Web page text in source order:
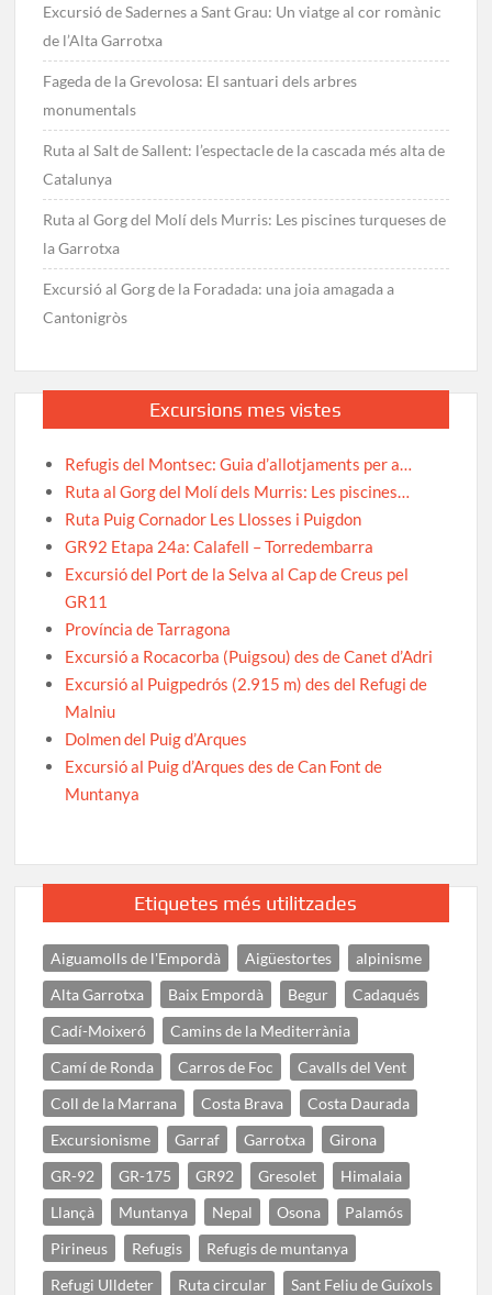
Excursió de Sadernes a Sant Grau: Un viatge al cor romànic
de l’Alta Garrotxa
Fageda de la Grevolosa: El santuari dels arbres
monumentals
Ruta al Salt de Sallent: l’espectacle de la cascada més alta de
Catalunya
Ruta al Gorg del Molí dels Murris: Les piscines turqueses de
la Garrotxa
Excursió al Gorg de la Foradada: una joia amagada a
Cantonigròs
Excursions mes vistes
Refugis del Montsec: Guia d’allotjaments per a…
Ruta al Gorg del Molí dels Murris: Les piscines…
Ruta Puig Cornador Les Llosses i Puigdon
GR92 Etapa 24a: Calafell – Torredembarra
Excursió del Port de la Selva al Cap de Creus pel
GR11
Província de Tarragona
Excursió a Rocacorba (Puigsou) des de Canet d’Adri
Excursió al Puigpedrós (2.915 m) des del Refugi de
Malniu
Dolmen del Puig d’Arques
Excursió al Puig d’Arques des de Can Font de
Muntanya
Etiquetes més utilitzades
Aiguamolls de l'Empordà Aigüestortes
alpinisme
Alta Garrotxa
Baix Empordà Begur
Cadaqués
Cadí-Moixeró
Camins de la Mediterrània
Camí de Ronda
Carros de Foc
Cavalls del Vent
Coll de la Marrana
Costa Brava
Costa Daurada
Excursionisme
Garraf Garrotxa
Girona
GR-92
GR-175 GR92 Gresolet
Himalaia
Llançà
Muntanya Nepal Osona
Palamós
Pirineus
Refugis
Refugis de muntanya
Refugi Ulldeter
Ruta circular
Sant Feliu de Guíxols